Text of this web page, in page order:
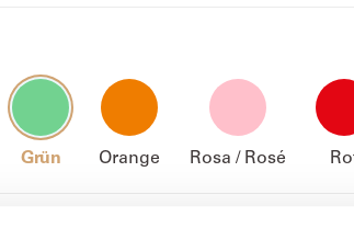
Grün Orange Rosa / Rosé